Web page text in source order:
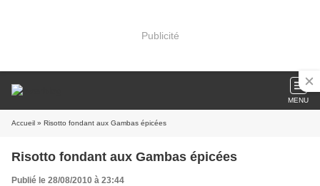
Publicité
MENU
Accueil » Risotto fondant aux Gambas épicées
Risotto fondant aux Gambas épicées
Publié le 28/08/2010 à 23:44